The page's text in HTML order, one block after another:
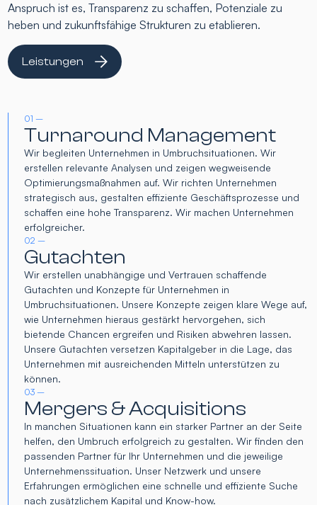
Anspruch ist es, Transparenz zu schaffen, Potenziale zu
heben und zukunftsfähige Strukturen zu etablieren.
Leistungen
01 –
Turnaround Management
Wir begleiten Unternehmen in Umbruchsituationen. Wir
erstellen relevante Analysen und zeigen wegweisende
Optimierungsmaßnahmen auf. Wir richten Unternehmen
strategisch aus, gestalten effiziente Geschäftsprozesse und
schaffen eine hohe Transparenz. Wir machen Unternehmen
erfolgreicher.
02 –
Gutachten
Wir erstellen unabhängige und Vertrauen schaffende
Gutachten und Konzepte für Unternehmen in
Umbruchsituationen. Unsere Konzepte zeigen klare Wege auf,
wie Unternehmen hieraus gestärkt hervorgehen, sich
bietende Chancen ergreifen und Risiken abwehren lassen.
Unsere Gutachten versetzen Kapitalgeber in die Lage, das
Unternehmen mit ausreichenden Mitteln unterstützen zu
können.
03 –
Mergers & Acquisitions
In manchen Situationen kann ein starker Partner an der Seite
helfen, den Umbruch erfolgreich zu gestalten. Wir finden den
passenden Partner für Ihr Unternehmen und die jeweilige
Unternehmenssituation. Unser Netzwerk und unsere
Erfahrungen ermöglichen eine schnelle und effiziente Suche
nach zusätzlichem Kapital und Know-how.